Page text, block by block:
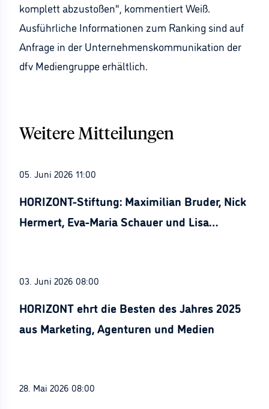
komplett abzustoßen", kommentiert Weiß.
Ausführliche Informationen zum Ranking sind auf
Anfrage in der Unternehmenskommunikation der
dfv Mediengruppe erhältlich.
Weitere Mitteilungen
05. Juni 2026 11:00
HORIZONT-Stiftung: Maximilian Bruder, Nick
Hermert, Eva-Maria Schauer und Lisa
03. Juni 2026 08:00
HORIZONT ehrt die Besten des Jahres 2025
aus Marketing, Agenturen und Medien
28. Mai 2026 08:00